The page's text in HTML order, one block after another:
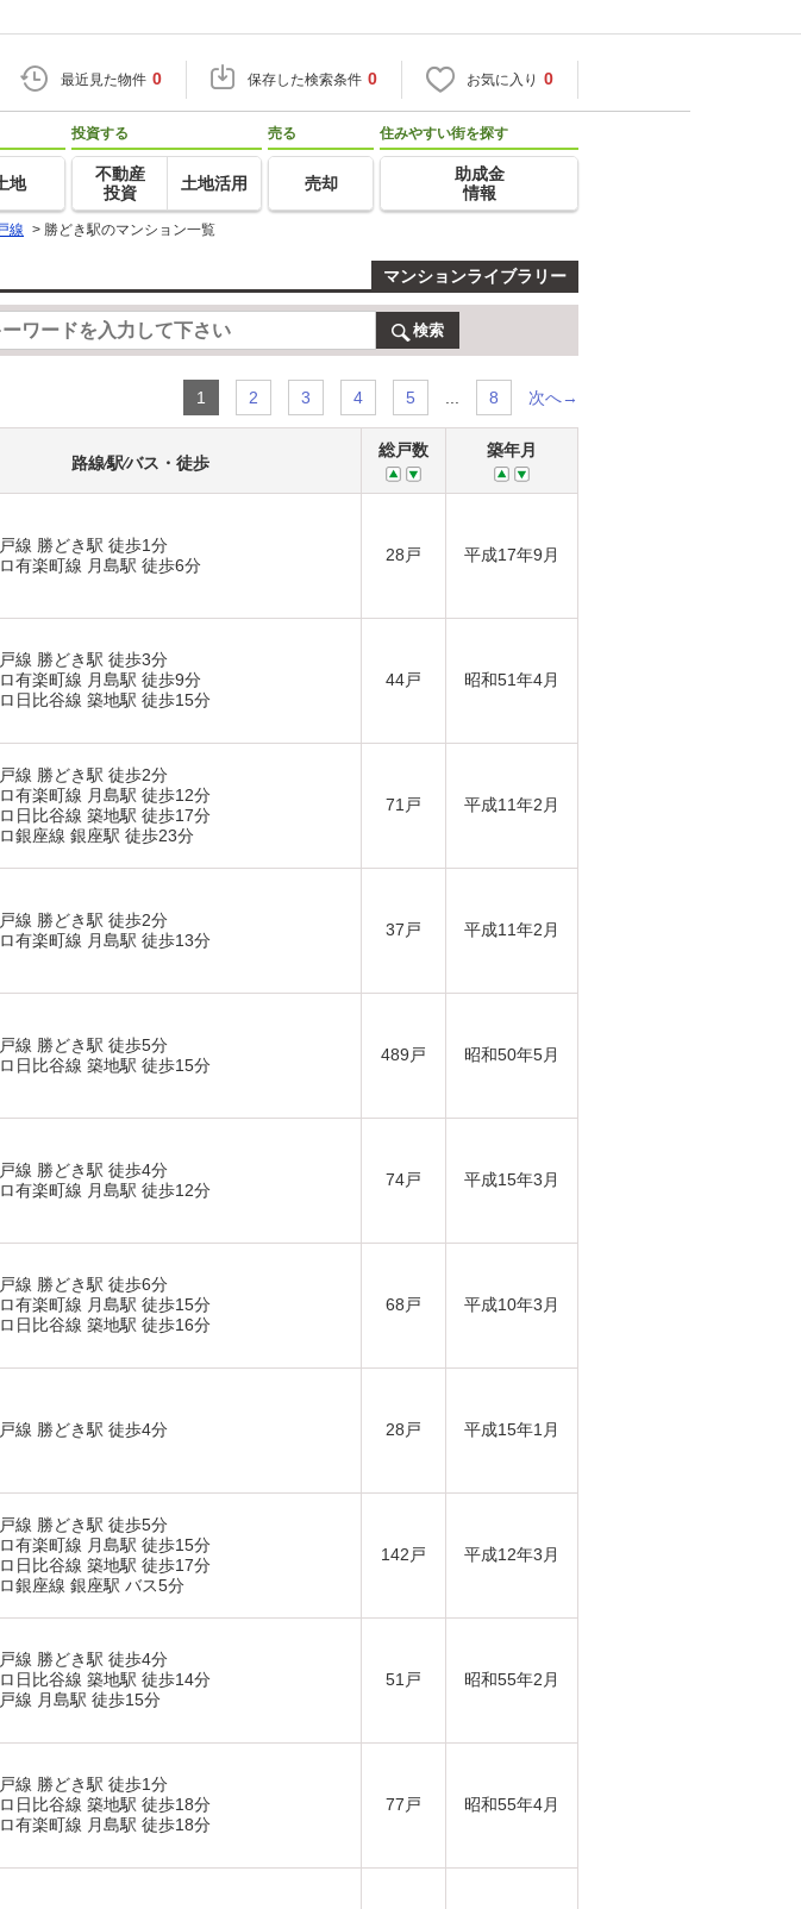
最近見た物件 0 保存した検索条件 0 お気に入り 0
地
投資する
不動産
投資
土地活用
売る
売却
住みやすい街を探す
助成金
情報
線 > 勝どき駅のマンション一覧
マンションライブラリー
検索
1 2 3 4 5 8 次へ→
路線⁄駅⁄バス・徒歩
総戸数 築年月
線 勝どき駅 徒歩1分
有楽町線 月島駅 徒歩6分
28戸 平成17年9月
線 勝どき駅 徒歩3分
有楽町線 月島駅 徒歩9分
日比谷線 築地駅 徒歩15分
44戸 昭和51年4月
線 勝どき駅 徒歩2分
有楽町線 月島駅 徒歩12分
日比谷線 築地駅 徒歩17分
銀座線 銀座駅 徒歩23分
71戸 平成11年2月
線 勝どき駅 徒歩2分
有楽町線 月島駅 徒歩13分
37戸 平成11年2月
線 勝どき駅 徒歩5分
日比谷線 築地駅 徒歩15分
489戸 昭和50年5月
線 勝どき駅 徒歩4分
有楽町線 月島駅 徒歩12分
74戸 平成15年3月
線 勝どき駅 徒歩6分
有楽町線 月島駅 徒歩15分
日比谷線 築地駅 徒歩16分
68戸 平成10年3月
線 勝どき駅 徒歩4分 28戸 平成15年1月
線 勝どき駅 徒歩5分
有楽町線 月島駅 徒歩15分
日比谷線 築地駅 徒歩17分
銀座線 銀座駅 バス5分
142戸 平成12年3月
線 勝どき駅 徒歩4分
日比谷線 築地駅 徒歩14分
線 月島駅 徒歩15分
51戸 昭和55年2月
線 勝どき駅 徒歩1分
日比谷線 築地駅 徒歩18分
有楽町線 月島駅 徒歩18分
77戸 昭和55年4月